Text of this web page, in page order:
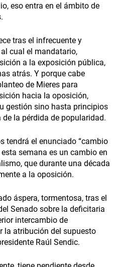
eso entra en el ámbito de
tras el infrecuente y
cual el mandatario,
a la exposición pública,
atrás. Y porque cabe
de Mieres para
hacia la oposición,
gestión sino hasta principios
la pérdida de popularidad.
tendrá el enunciado “cambio
semana es un cambio en
que durante una década
a la oposición.
áspera, tormentosa, tras el
Senado sobre la deficitaria
intercambio de
la atribución del supuesto
Raúl Sendic.